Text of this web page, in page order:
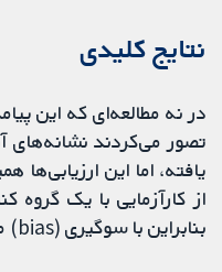
نتایج کلیدی
در نه مطالعه‌ای که این
تصور می‌کردند نشانه‌های
یافته، اما این
از کارآزمایی با یک گروه
بنابراین با سوگیری (bias) مواجه بود.